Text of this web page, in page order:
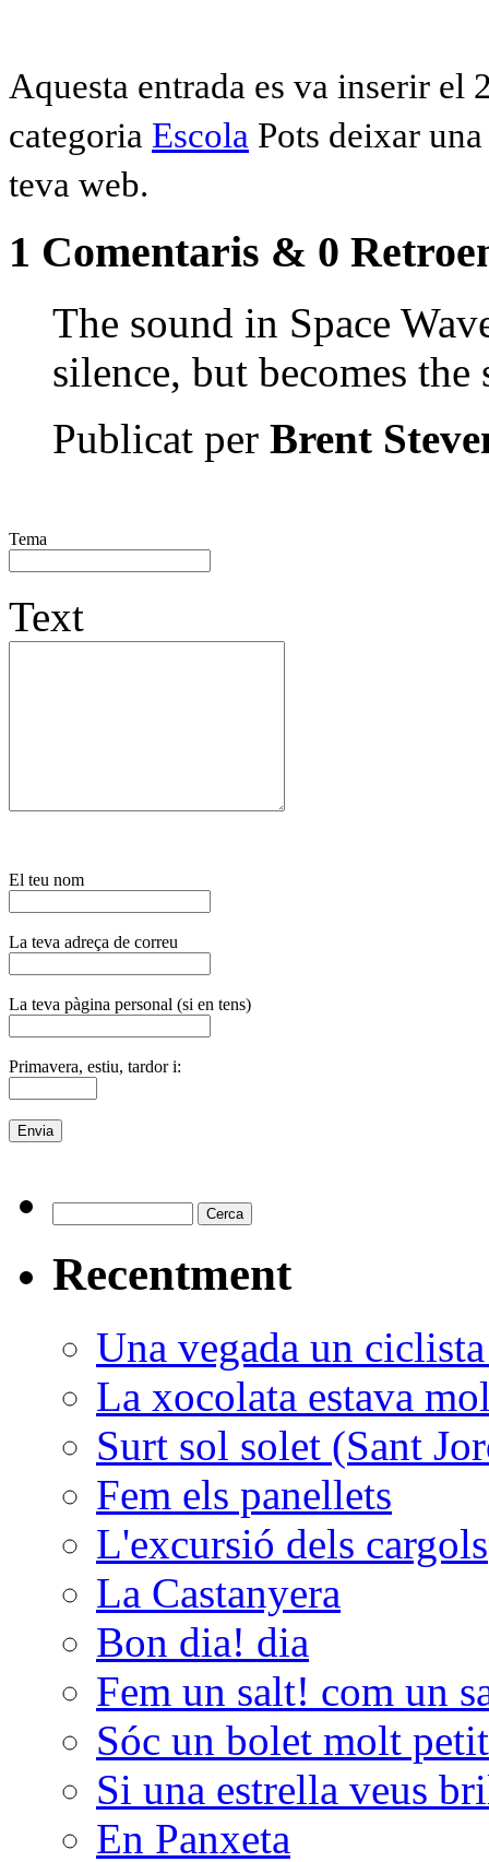
Aquesta entrada es va inserir el
categoria Escola Pots deixar
teva web.
1 Comentaris & 0
The sound in Space
silence, but becomes
Publicat per Brent
Tema
Text
El teu nom
La teva adreça de correu
La teva pàgina personal (si en tens)
Primavera, estiu, tardor i:
Recentment
Una vegada un
La xocolata estava
Surt sol solet (Sant
Fem els panellets
L'excursió dels cargols
La Castanyera
Bon dia! dia
Fem un salt! com un
Sóc un bolet molt
Si una estrella veus
En Panxeta